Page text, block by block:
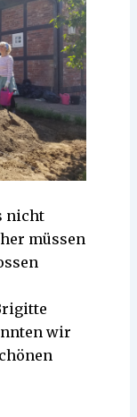
nicht
müssen
wir